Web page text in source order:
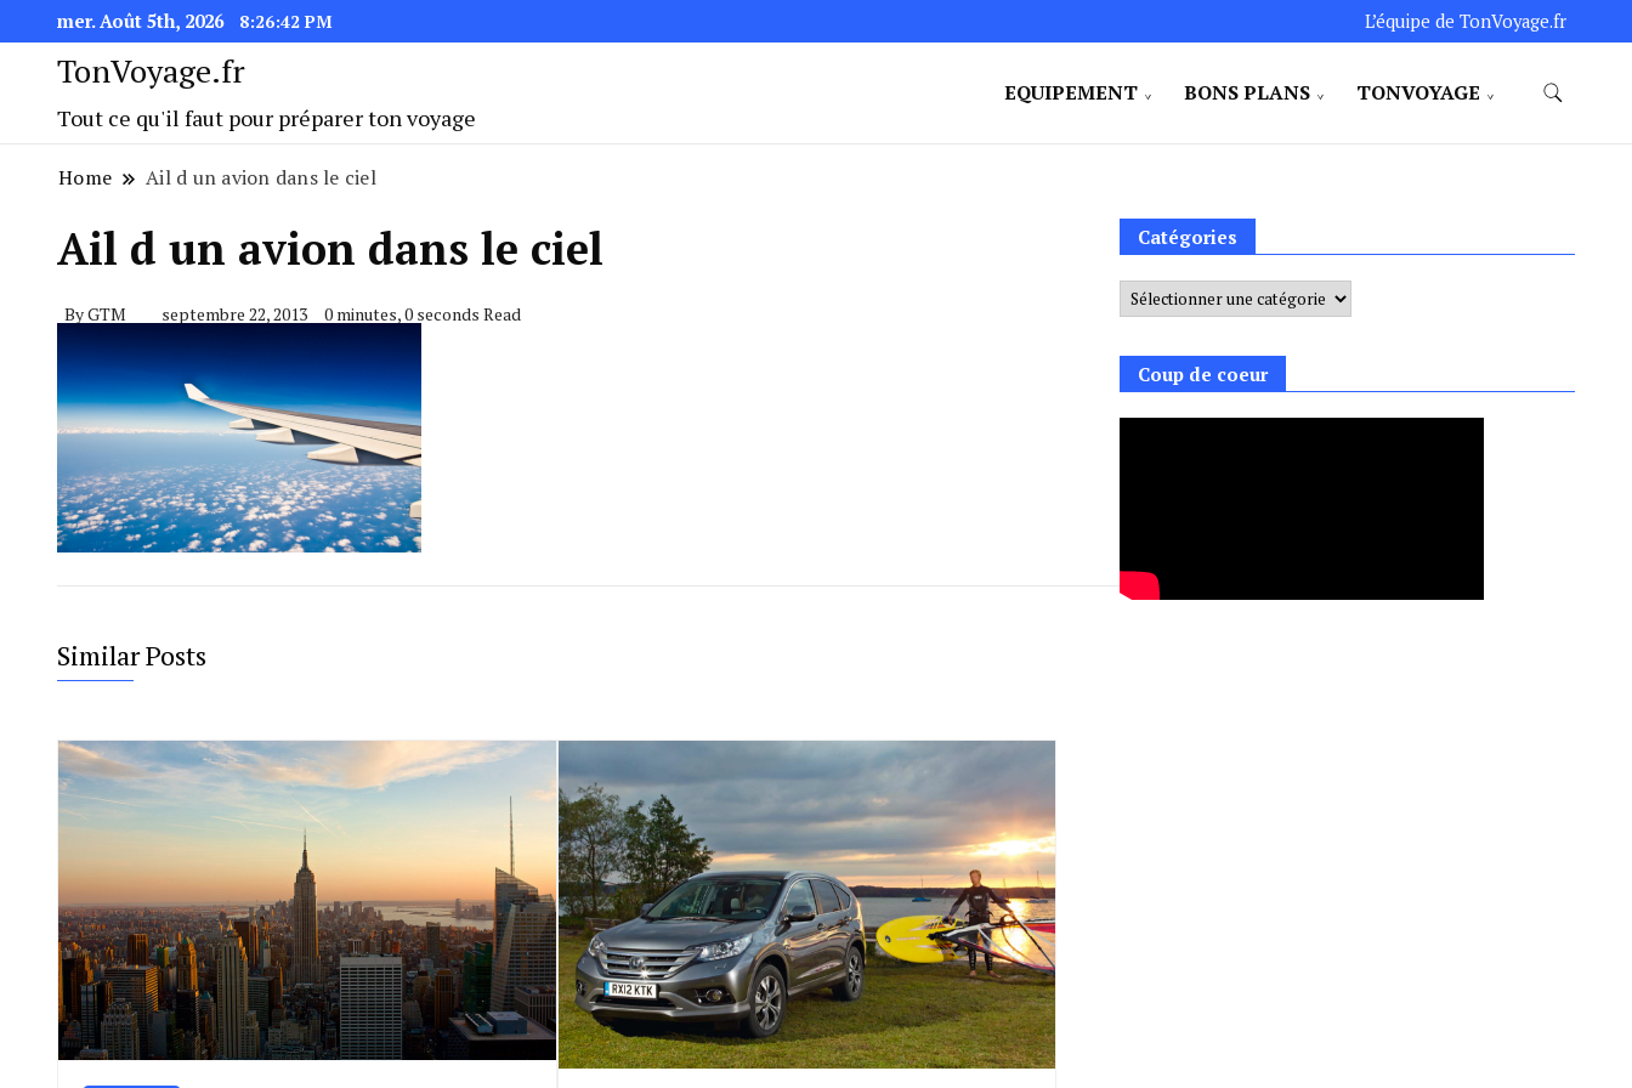
mer. Août 5th, 2026 8:26:43 PM L’équipe de TonVoyage.fr
TonVoyage.fr
Tout ce qu'il faut pour préparer ton voyage
EQUIPEMENT BONS PLANS TONVOYAGE
Home Ail d un avion dans le ciel
Ail d un avion dans le ciel
ByGTM septembre 22, 2013 0 minutes, 0 seconds Read
Similar Posts
Catégories
Catégories
Coup de coeur